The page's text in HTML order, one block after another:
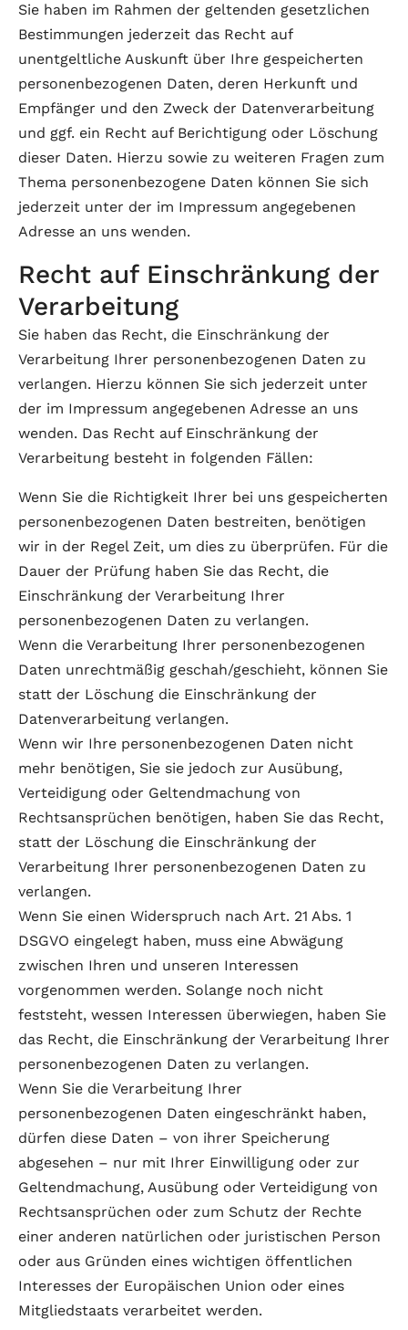
Sie haben im Rahmen der geltenden gesetzlichen
Bestimmungen jederzeit das Recht auf
unentgeltliche Auskunft über Ihre gespeicherten
personenbezogenen Daten, deren Herkunft und
Empfänger und den Zweck der Datenverarbeitung
und ggf. ein Recht auf Berichtigung oder Löschung
dieser Daten. Hierzu sowie zu weiteren Fragen zum
Thema personenbezogene Daten können Sie sich
jederzeit unter der im Impressum angegebenen
Adresse an uns wenden.
Recht auf Einschränkung der
Verarbeitung
Sie haben das Recht, die Einschränkung der
Verarbeitung Ihrer personenbezogenen Daten zu
verlangen. Hierzu können Sie sich jederzeit unter
der im Impressum angegebenen Adresse an uns
wenden. Das Recht auf Einschränkung der
Verarbeitung besteht in folgenden Fällen:
Wenn Sie die Richtigkeit Ihrer bei uns gespeicherten
personenbezogenen Daten bestreiten, benötigen
wir in der Regel Zeit, um dies zu überprüfen. Für die
Dauer der Prüfung haben Sie das Recht, die
Einschränkung der Verarbeitung Ihrer
personenbezogenen Daten zu verlangen.
Wenn die Verarbeitung Ihrer personenbezogenen
Daten unrechtmäßig geschah/geschieht, können Sie
statt der Löschung die Einschränkung der
Datenverarbeitung verlangen.
Wenn wir Ihre personenbezogenen Daten nicht
mehr benötigen, Sie sie jedoch zur Ausübung,
Verteidigung oder Geltendmachung von
Rechtsansprüchen benötigen, haben Sie das Recht,
statt der Löschung die Einschränkung der
Verarbeitung Ihrer personenbezogenen Daten zu
verlangen.
Wenn Sie einen Widerspruch nach Art. 21 Abs. 1
DSGVO eingelegt haben, muss eine Abwägung
zwischen Ihren und unseren Interessen
vorgenommen werden. Solange noch nicht
feststeht, wessen Interessen überwiegen, haben Sie
das Recht, die Einschränkung der Verarbeitung Ihrer
personenbezogenen Daten zu verlangen.
Wenn Sie die Verarbeitung Ihrer
personenbezogenen Daten eingeschränkt haben,
dürfen diese Daten – von ihrer Speicherung
abgesehen – nur mit Ihrer Einwilligung oder zur
Geltendmachung, Ausübung oder Verteidigung von
Rechtsansprüchen oder zum Schutz der Rechte
einer anderen natürlichen oder juristischen Person
oder aus Gründen eines wichtigen öffentlichen
Interesses der Europäischen Union oder eines
Mitgliedstaats verarbeitet werden.